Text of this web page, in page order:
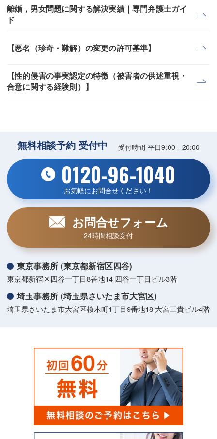
離婚，男女問題に関する解決実績｜専門弁護士ガイ
ド
【悪名（珍奇・難解）の変更の許可基準】
【性的侵害の事実認定の特徴（被害者の供述重視・
合意に関する経験則）】
無料相談予約 受付中 受付時間 平日9:00 - 20:00
0120-96-1040
お気軽にお問合せください！
お問合せフォーム
24時間相談受付
東京事務所 (東京都新宿区四谷)
東京都新宿区四谷一丁目8番地14 四谷一丁目ビル3階
埼玉事務所 (埼玉県さいたま市大宮区)
埼玉県さいたま市大宮区桜木町1丁目9番地18 大宮三貴ビル4階